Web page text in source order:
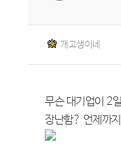
개고생이네
무슨 대기업이 2
장난함? 언제까